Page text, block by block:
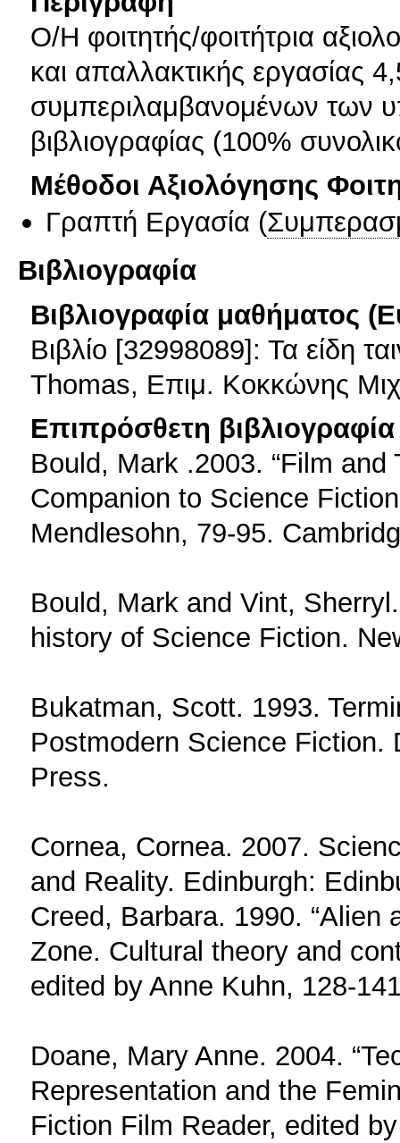
Ο/Η φοιτητής/φοιτήτρια
και απαλλακτικής εργασίας
συμπεριλαμβανομένων των
βιβλιογραφίας (100%
Μέθοδοι Αξιολόγησης
Γραπτή Εργασία (
Βιβλιογραφία
Βιβλιογραφία μαθήματος
Βιβλίο [32998089]: Τα είδη
Thomas, Επιμ. Κοκκώνης
Επιπρόσθετη βιβλιογραφία
Bould, Mark .2003. “Film and
Companion to Science
Mendlesohn, 79-95.
Bould, Mark and Vint,
history of Science Fiction.
Bukatman, Scott. 1993.
Postmodern Science Fiction.
Press.
Cornea, Cornea. 2007.
and Reality. Edinburgh:
Creed, Barbara. 1990. “Alien
Zone. Cultural theory and
edited by Anne Kuhn, 128-
Doane, Mary Anne. 2004.
Representation and the
Fiction Film Reader, edited